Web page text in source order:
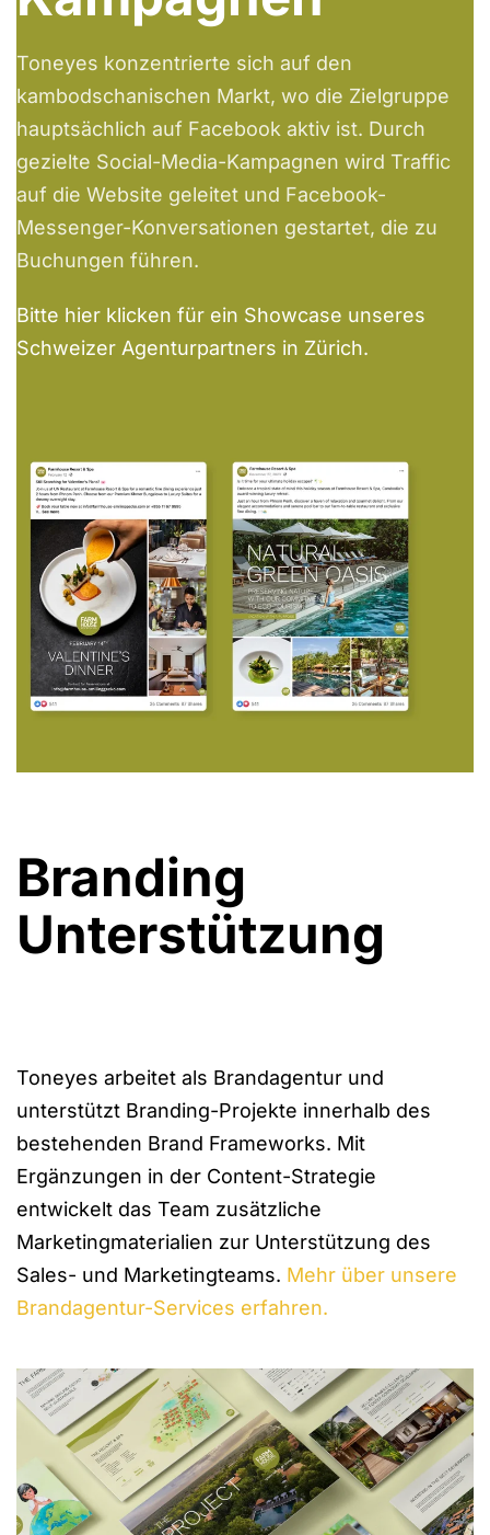
Toneyes konzentrierte sich auf den
kambodschanischen Markt, wo die Zielgruppe
hauptsächlich auf Facebook aktiv ist. Durch
gezielte Social-Media-Kampagnen wird Traffic
auf die Website geleitet und Facebook-
Messenger-Konversationen gestartet, die zu
Buchungen führen.
Bitte hier klicken für ein Showcase unseres
Schweizer Agenturpartners in Zürich.
Branding
Unterstützung
Toneyes arbeitet als Brandagentur und
unterstützt Branding-Projekte innerhalb des
bestehenden Brand Frameworks. Mit
Ergänzungen in der Content-Strategie
entwickelt das Team zusätzliche
Marketingmaterialien zur Unterstützung des
Sales- und Marketingteams. Mehr über unsere
Brandagentur-Services erfahren.